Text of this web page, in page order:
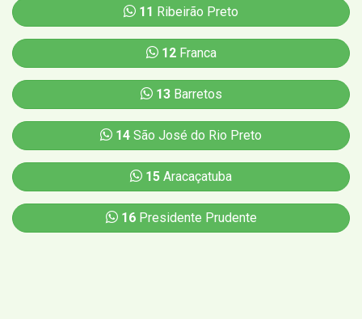
11 Ribeirão Preto
12Franca
13Barretos
14 São José do Rio Preto
15 Aracaçatuba
16Presidente Prudente